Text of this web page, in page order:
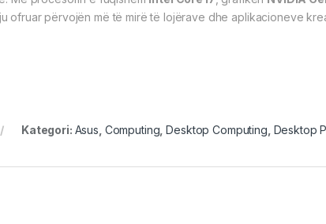
ofruar përvojën më të mirë të lojërave dhe aplikacioneve
Kategori: Asus Computing ,Desktop Computing Desktop